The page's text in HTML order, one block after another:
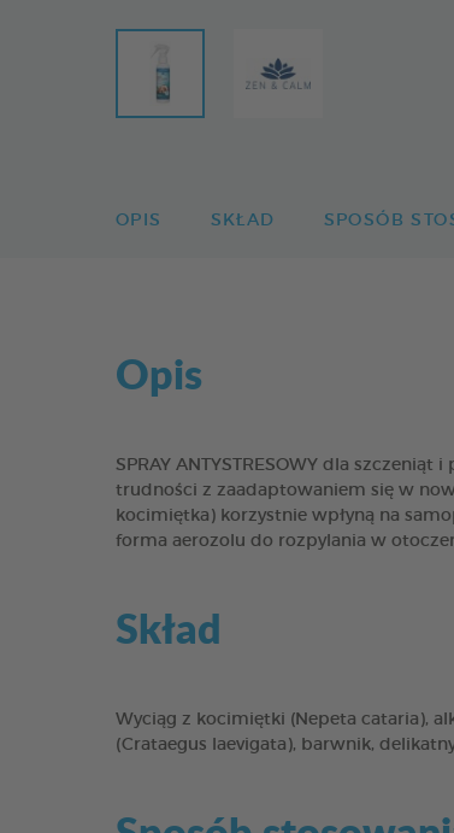
OPIS SKŁAD SPOSÓB
Opis
SPRAY ANTYSTRESOWY dla
trudności z zaadaptowaniem się w
kocimiętka) korzystnie wpłyną na
forma aerozolu do rozpylania w
Skład
Wyciąg z kocimiętki (Nepeta cataria),
(Crataegus laevigata), barwnik,